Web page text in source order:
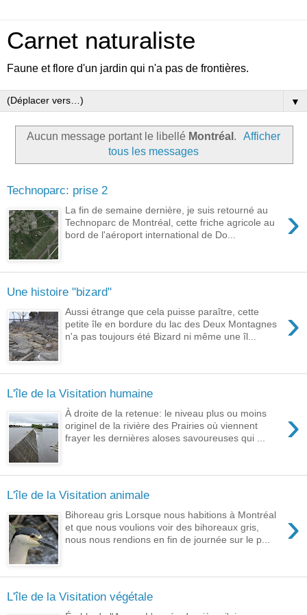
Carnet naturaliste
Faune et flore d'un jardin qui n'a pas de frontières.
▼
Aucun message portant le libellé Montréal .
Afficher
tous les messages
Technoparc: prise 2
›
La fin de semaine dernière, je suis retourné au
Technoparc de Montréal, cette friche agricole au
bord de l'aéroport international de Do...
Une histoire "bizard"
›
Aussi étrange que cela puisse paraître, cette
petite île en bordure du lac des Deux Montagnes
n'a pas toujours été Bizard ni même une îl...
L'île de la Visitation humaine
›
À droite de la retenue: le niveau plus ou moins
originel de la rivière des Prairies où viennent
frayer les dernières aloses savoureuses qui ...
L'île de la Visitation animale
›
Bihoreau gris Lorsque nous habitions à Montréal
et que nous voulions voir des bihoreaux gris,
nous nous rendions en fin de journée sur le p...
L'île de la Visitation végétale